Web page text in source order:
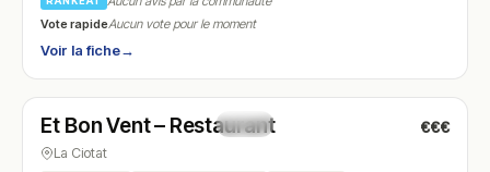
Vote rapideAucun vote pour le moment
Voir la fiche→
N° 12
Et Bon Vent – Restaurant €€€
La Ciotat